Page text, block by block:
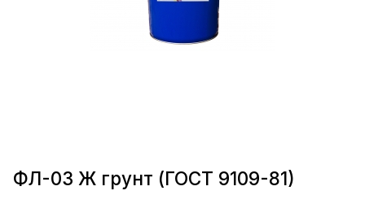
ФЛ-03 Ж грунт (ГОСТ 9109-81)